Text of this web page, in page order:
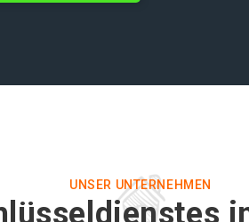
UNSER UNTERNEHMEN